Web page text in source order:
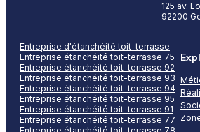
125 av.
92200
Entreprise d'étanchéité toit-terrasse
Entreprise étanchéité toit-terrasse 75
Entreprise étanchéité toit-terrasse 92
Entreprise étanchéité toit-terrasse 93
Entreprise étanchéité toit-terrasse 94
Entreprise étanchéité toit-terrasse 95
Entreprise étanchéité toit-terrasse 91
Entreprise étanchéité toit-terrasse 77